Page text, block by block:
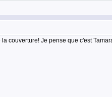
couverture! Je pense que c'est